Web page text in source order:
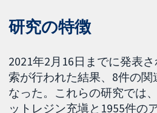
研究の特徴
2021年2月16日までに発表
索が行われた結果、8件の関
なった。これらの研究では
ットレジン充塡と1955件の